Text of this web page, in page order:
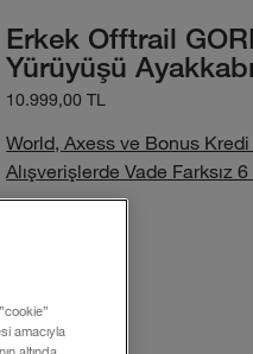
Erkek Offtrail
Yürüyüşü
10.999,00 TL
World, Axess ve Bonus
Alışverişlerde Vade Farksız
Beden:
amacıyla
altında